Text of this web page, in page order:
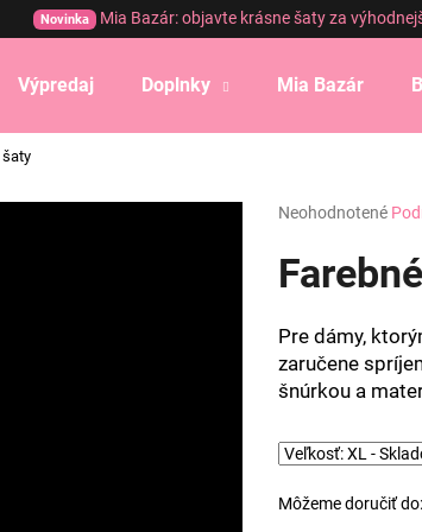
Novinka Mia Bazár: objavte krásne šaty za
Výpredaj Doplnky Mia Bazár
šaty
Priemerné
produktu
je
5
hviezdičiek.
Neohodnotené
Pre dámy,
zaručene
šnúrkou a
Môžeme doručiť do:
Čo potrebujete nájsť?
HĽADAŤ